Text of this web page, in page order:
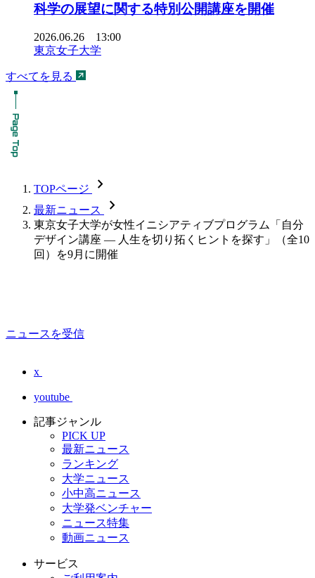
科学の展望に関する特別公開講座を開催
2026.06.26 13:00
東京女子大学
すべてを見る
TOPページ chevron_forward
最新ニュース chevron_forward
東京女子大学が女性イニシアティブプログラム「自分
デザイン講座 — 人生を切り拓くヒントを探す」（全10
回）を9月に開催
ニュースを受信
x
youtube
記事ジャンル
PICK UP
最新ニュース
ランキング
大学ニュース
小中高ニュース
大学発ベンチャー
ニュース特集
動画ニュース
サービス